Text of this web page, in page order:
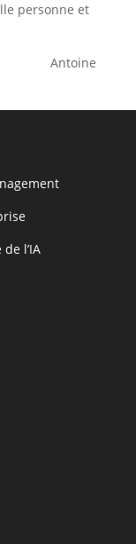
personne et
Antoine
l’IA